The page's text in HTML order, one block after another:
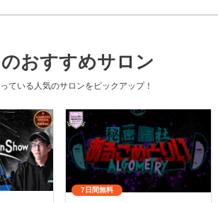
おすすめサロン
ている人気のサロンをピックアップ！
7日間無料